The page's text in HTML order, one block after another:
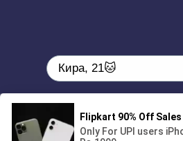
00:00
Кира, 21🐱
Поиграешь со мной?